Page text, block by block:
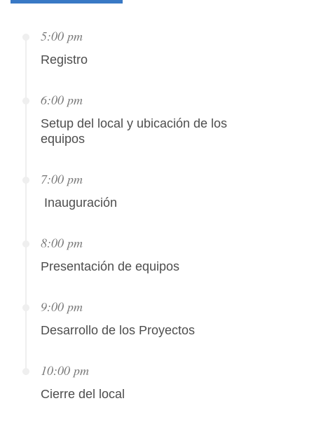
5:00 pm
Registro
6:00 pm
Setup del local y ubicación de los
equipos
7:00 pm
Inauguración
8:00 pm
Presentación de equipos
9:00 pm
Desarrollo de los Proyectos
10:00 pm
Cierre del local